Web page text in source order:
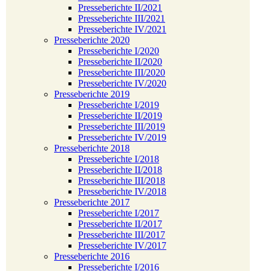
Presseberichte II/2021
Presseberichte III/2021
Presseberichte IV/2021
Presseberichte 2020
Presseberichte I/2020
Presseberichte II/2020
Presseberichte III/2020
Presseberichte IV/2020
Presseberichte 2019
Presseberichte I/2019
Presseberichte II/2019
Presseberichte III/2019
Presseberichte IV/2019
Presseberichte 2018
Presseberichte I/2018
Presseberichte II/2018
Presseberichte III/2018
Presseberichte IV/2018
Presseberichte 2017
Presseberichte I/2017
Presseberichte II/2017
Presseberichte III/2017
Presseberichte IV/2017
Presseberichte 2016
Presseberichte I/2016